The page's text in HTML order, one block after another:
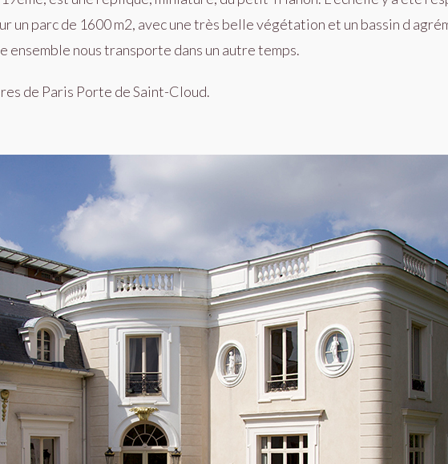
un parc de 1600 m2, avec une très belle végétation et un bassin d
ensemble nous transporte dans un autre temps.
de Paris Porte de Saint-Cloud.